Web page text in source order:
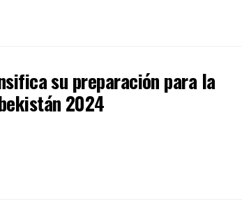
su preparación para la
2024